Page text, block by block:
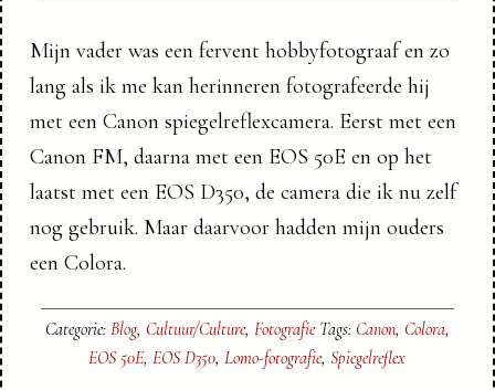
Mijn vader was een fervent hobbyfotograaf en zo
lang als ik me kan herinneren fotografeerde hij
met een Canon spiegelreflexcamera. Eerst met een
Canon FM, daarna met een EOS 50E en op het
laatst met een EOS D350, de camera die ik nu zelf
nog gebruik. Maar daarvoor hadden mijn ouders
een Colora.
Categorie: Blog, Cultuur/Culture, Fotografie Tags: Canon, Colora,
EOS 50E,EOS D350,Lomo-fotografie,Spiegelreflex